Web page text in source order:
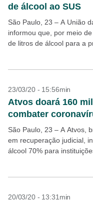
de álcool ao SUS
São Paulo, 23 – A União
informou que, por meio
de litros de álcool para a
23/03/20 - 15:56min
Atvos doará 160
combater
São Paulo, 23 – A Atvos,
em recuperação judicial,
álcool 70% para
20/03/20 - 13:31min